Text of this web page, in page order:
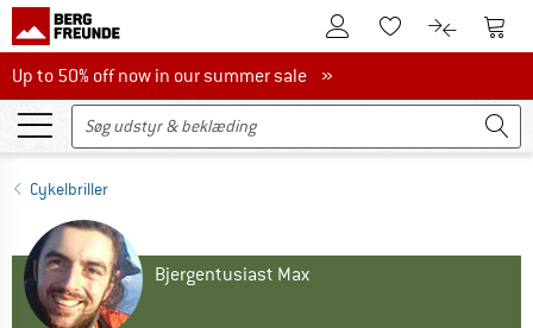
Til kundekontoenTil huskesedlen.
Til Til
Up to 50% off now in our summer sale
Up to 50% off now in our summer sale »
Cykelbriller
Bjergentusiast Max